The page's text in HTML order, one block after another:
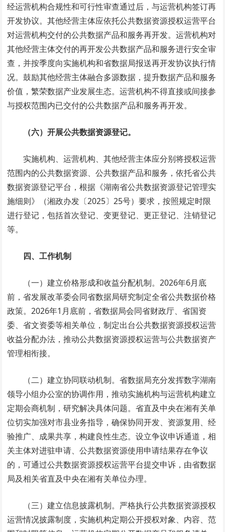
经运营机构合规性和可行性审查通过后，与运营机构签订再
开发协议。其他经营主体应依托公共数据资源授权运营平台
对运营机构交付的公共数据产品和服务再开发。运营机构对
其他经营主体交付的再开发公共数据产品和服务进行安全审
查，并按季度向实施机构和省数据局报送再开发协议执行情
况。鼓励其他经营主体融合多源数据，提升数据产品和服务
价值，繁荣数据产业发展生态。运营机构不得直接或间接参
与授权范围内已交付的公共数据产品和服务再开发。
（六）开展公共数据资源登记。
实施机构、运营机构、其他经营主体应分别将授权运营
范围内的公共数据资源、公共数据产品和服务，依托省公共
数据资源登记平台，根据《湖南省公共数据资源登记管理实
施细则》（湘政办发〔2025〕25号）要求，按照规定时限
进行登记，包括首次登记、变更登记、更正登记、注销登记
等。
四、工作机制
（一）建立价格形成和收益分配机制。2026年6月底
前，省发展改革委会同省数据局研究制定全省公共数据价格
政策。2026年1月底前，省数据局会同省财政厅、省国资
委、省文资委等相关单位，制定出台公共数据资源授权运营
收益分配办法，推动公共数据资源授权运营与公共数据资产
管理相衔接。
（二）建立协同联动机制。省数据局充分发挥数字湖南
领导小组办公室的协调作用，推动实施机构与运营机构建立
定期会商机制，研究解决具体问题。省直及中央在湘有关单
位切实加强对市县业务指导，确保协同开发、资源复用、经
验推广、成果共享，构建良性生态。设立争议申诉通道，相
关主体对进驻申请、公共数据资源使用申请结果存在争议
的，可通过公共数据资源授权运营平台提交申诉，由省数据
局及相关省直及中央在湘有关单位办理。
（三）建立信息披露机制。严格执行公共数据资源授权
运营情况披露制度，实施机构定期公开授权对象、内容、范